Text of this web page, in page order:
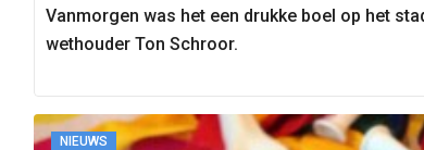
Vanmorgen was het een drukke boel op het
wethouder Ton Schroor.
NIEUWS